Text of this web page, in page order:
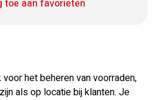
toe aan favorieten
het beheren van voorraden,
als op locatie bij klanten. Je